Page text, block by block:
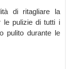
di ritagliare la
le pulizie di tutti i
pulito durante le